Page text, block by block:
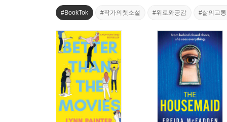
#BookTok #작가의첫소설 #위로와공감 #삶의고